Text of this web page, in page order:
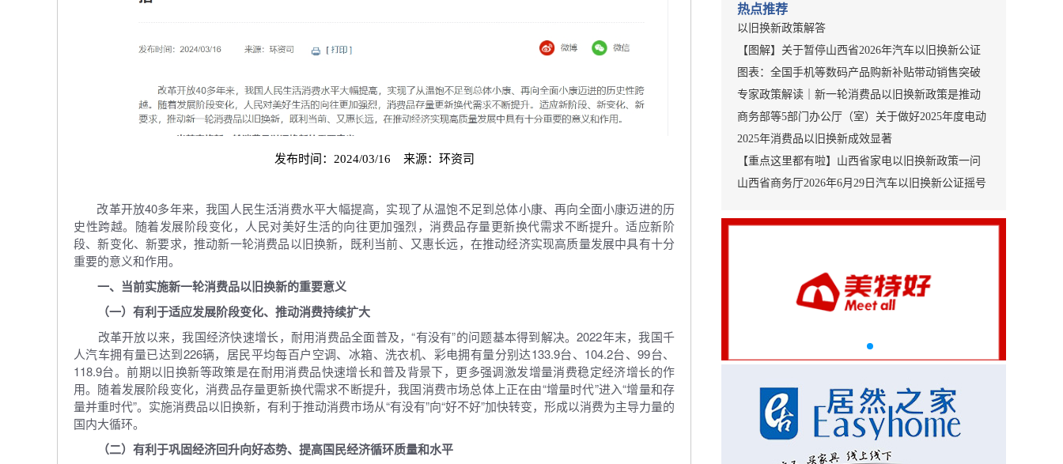
发布时间：2024/03/16 来源：环资司
改革开放40多年来，我国人民生活消费水平大幅提高，实现了从温饱不足到总体小康、再向全面小康迈进的历
史性跨越。随着发展阶段变化，人民对美好生活的向往更加强烈，消费品存量更新换代需求不断提升。适应新阶
段、新变化、新要求，推动新一轮消费品以旧换新，既利当前、又惠长远，在推动经济实现高质量发展中具有十分
重要的意义和作用。
一、当前实施新一轮消费品以旧换新的重要意义
（一）有利于适应发展阶段变化、推动消费持续扩大
改革开放以来，我国经济快速增长，耐用消费品全面普及，“有没有”的问题基本得到解决。2022年末，我国千
人汽车拥有量已达到226辆，居民平均每百户空调、冰箱、洗衣机、彩电拥有量分别达133.9台、104.2台、99台、
118.9台。前期以旧换新等政策是在耐用消费品快速增长和普及背景下，更多强调激发增量消费稳定经济增长的作
用。随着发展阶段变化，消费品存量更新换代需求不断提升，我国消费市场总体上正在由“增量时代”进入“增量和存
量并重时代”。实施消费品以旧换新，有利于推动消费市场从“有没有”向“好不好”加快转变，形成以消费为主导力量的
国内大循环。
（二）有利于巩固经济回升向好态势、提高国民经济循环质量和水平
热点推荐
以旧换新政策解答
【图解】关于暂停山西省2026年汽车以旧换新公证
摇号的通告
图表：全国手机等数码产品购新补贴带动销售突破
5000万件
专家政策解读｜新一轮消费品以旧换新政策是推动
高质量发展的战略性牵引性举措
商务部等5部门办公厅（室）关于做好2025年度电动
自行车以旧换新工作的通知
2025年消费品以旧换新成效显著
【重点这里都有啦】山西省家电以旧换新政策一问
一答
山西省商务厅2026年6月29日汽车以旧换新公证摇号